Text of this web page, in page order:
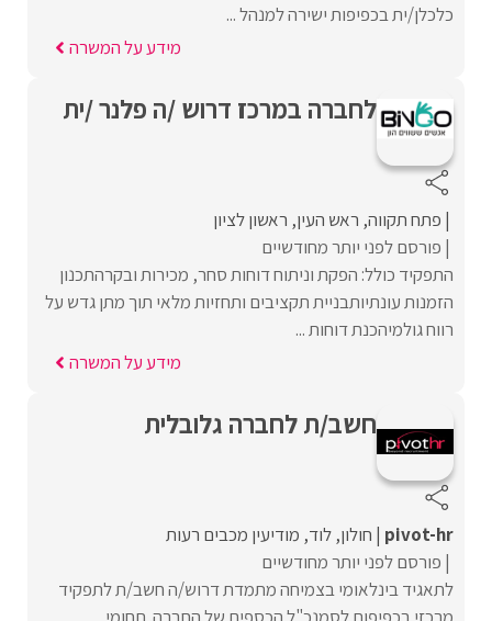
כלכלן/ית בכפיפות ישירה למנהל ...
מידע על המשרה
לחברה במרכז דרוש /ה פלנר /ית
פתח תקווה ראש העין ראשון לציון
פורסם לפני יותר מחודשיים
התפקיד כולל: הפקת וניתוח דוחות סחר, מכירות ובקרהתכנון
הזמנות עונתיותבניית תקציבים ותחזיות מלאי תוך מתן גדש על
רווח גולמיהכנת דוחות ...
מידע על המשרה
חשב/ת לחברה גלובלית
pivot-hr חולון לוד מודיעין מכבים רעות
פורסם לפני יותר מחודשיים
לתאגיד בינלאומי בצמיחה מתמדת דרוש/ה חשב/ת לתפקיד
מרכזי בכפיפות לסמנכ"ל הכספים של החברה. תחומי